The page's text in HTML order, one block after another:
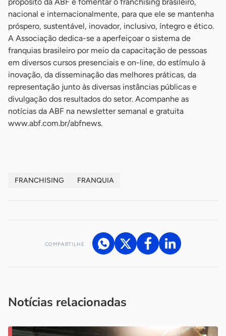
propósito da ABF é fomentar o franchising brasileiro,
nacional e internacionalmente, para que ele se mantenha
próspero, sustentável, inovador, inclusivo, íntegro e ético.
A Associação dedica-se a aperfeiçoar o sistema de
franquias brasileiro por meio da capacitação de pessoas
em diversos cursos presenciais e on-line, do estímulo à
inovação, da disseminação das melhores práticas, da
representação junto às diversas instâncias públicas e
divulgação dos resultados do setor. Acompanhe as
notícias da ABF na newsletter semanal e gratuita
www.abf.com.br/abfnews.
FRANCHISING FRANQUIA
COMPARTILHE
Notícias relacionadas